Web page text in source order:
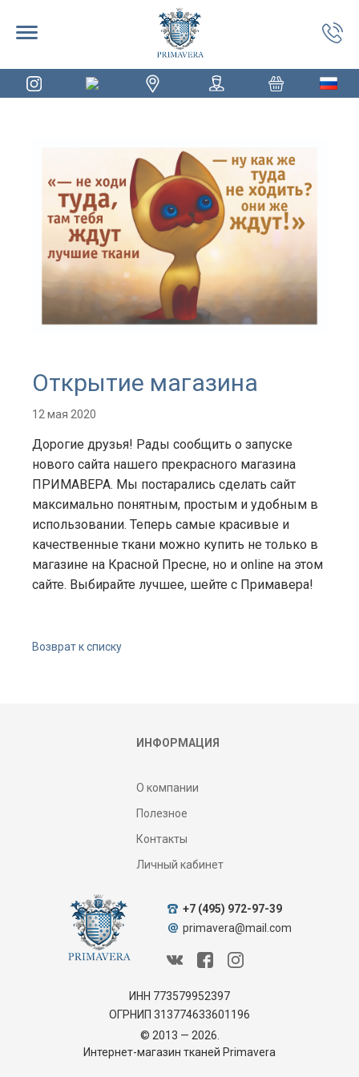
Открытие магазина
12 мая 2020
Дорогие друзья! Рады сообщить о запуске
нового сайта нашего прекрасного магазина
ПРИМАВЕРА. Мы постарались сделать сайт
максимально понятным, простым и удобным в
использовании. Теперь самые красивые и
качественные ткани можно купить не только в
магазине на Красной Пресне, но и online на этом
сайте. Выбирайте лучшее, шейте с Примавера!
Возврат к списку
ИНФОРМАЦИЯ
О компании
Полезное
Контакты
Личный кабинет
ИНН 773579952397
ОГРНИП 313774633601196
© 2013 — 2026.
Интернет-магазин тканей Primavera
+7 (495) 972-97-39
primavera@mail.com